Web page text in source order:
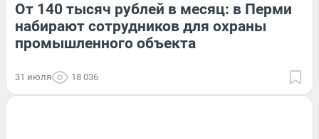
От 140 тысяч рублей в месяц: в Перми
набирают сотрудников для охраны
промышленного объекта
31 июля 18 036